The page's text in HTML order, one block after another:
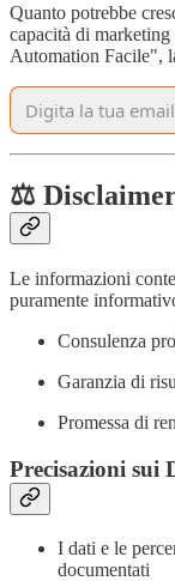
Quanto potrebbe
capacità di
Automation Facile",
⚖️
Le informazioni
puramente
Consulenza
Garanzia di
Promessa di
Precisazioni sui
I dati e le
documentati